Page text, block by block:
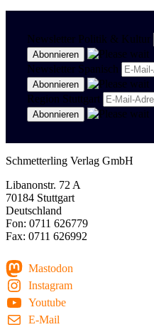
Newsletter Politik & Kultur
Newsletter Spanisch
Region Stuttgart
Schmetterling Verlag GmbH
Libanonstr. 72 A
70184 Stuttgart
Deutschland
Fon: 0711 626779
Fax: 0711 626992
Mastodon
Instagram
Youtube
E-Mail